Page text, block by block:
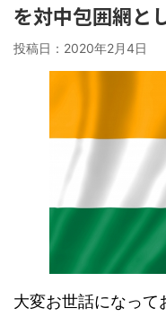
を対中包囲網と
投稿日： 2020年2月4日
大変お世話になって